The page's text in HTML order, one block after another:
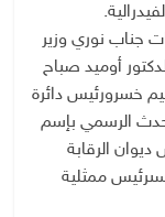
.
جناب نوري وزير
أوميد صباح
خسرورئيس دائرة
الرسمي بإسم
ديوان الرقابة
رئيس ممثلیة